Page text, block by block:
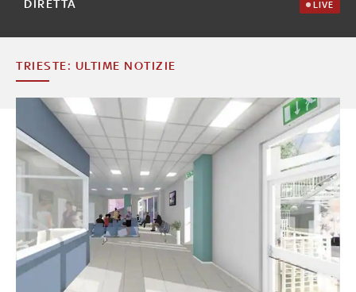
DIRETTA LIVE
TRIESTE: ULTIME NOTIZIE